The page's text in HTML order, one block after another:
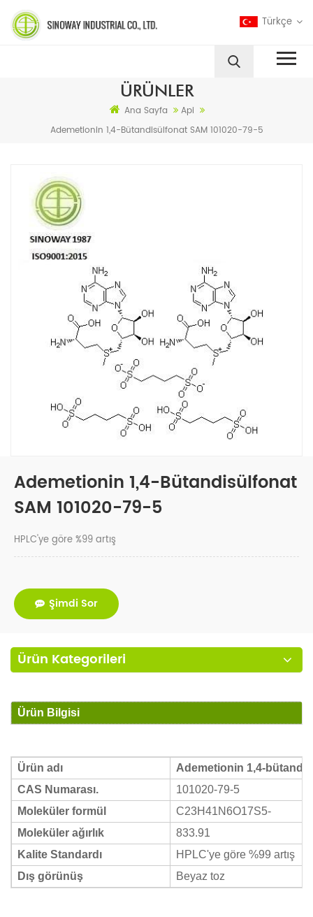
Türkçe
ÜRÜNLER
Ana Sayfa
Api
Ademetionin 1,4-Bütandisülfonat SAM 101020-79-5
Ademetionin 1,4-Bütandisülfonat
SAM 101020-79-5
HPLC'ye göre %99 artış
Şimdi Sor
Ürün Kategorileri
Ürün Bilgisi
Ürün adı
Ademetionin 1,4-
CAS Numarası.
101020-79-5
Moleküler formül
C23H41N6O17S5-
Moleküler ağırlık
833.91
Kalite Standardı
HPLC'ye göre %99 artış
Dış görünüş
Beyaz toz